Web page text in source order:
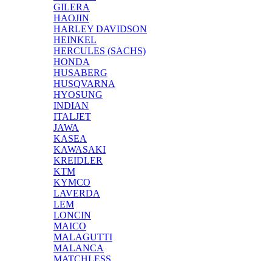
GILERA
HAOJIN
HARLEY DAVIDSON
HEINKEL
HERCULES (SACHS)
HONDA
HUSABERG
HUSQVARNA
HYOSUNG
INDIAN
ITALJET
JAWA
KASEA
KAWASAKI
KREIDLER
KTM
KYMCO
LAVERDA
LEM
LONCIN
MAICO
MALAGUTTI
MALANCA
MATCHLESS